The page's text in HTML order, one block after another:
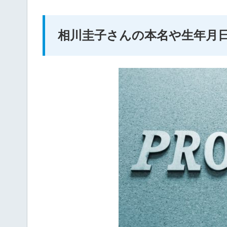
相川圭子さんの本名や生年月